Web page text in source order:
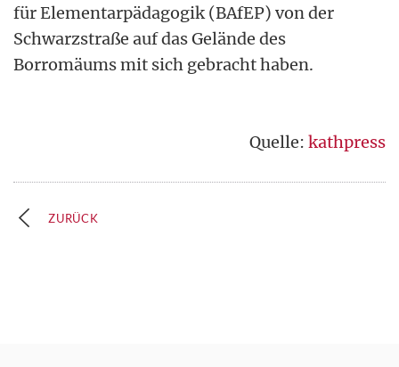
für Elementarpädagogik (BAfEP) von der
Schwarzstraße auf das Gelände des
Borromäums mit sich gebracht haben.
Quelle: kathpress
ZURÜCK